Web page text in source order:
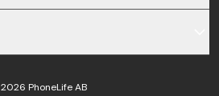
2026 PhoneLife AB